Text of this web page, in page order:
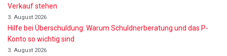
Verkauf stehen
3. August 2026
Hilfe bei Überschuldung: Warum Schuldnerberatung und das P-
Konto so wichtig sind
3. August 2026